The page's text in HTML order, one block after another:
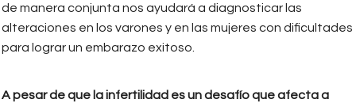
de manera conjunta nos ayudará a diagnosticar las
alteraciones en los varones y en las mujeres con dificultades
para lograr un embarazo exitoso.
A pesar de que la infertilidad es un desafío que afecta a